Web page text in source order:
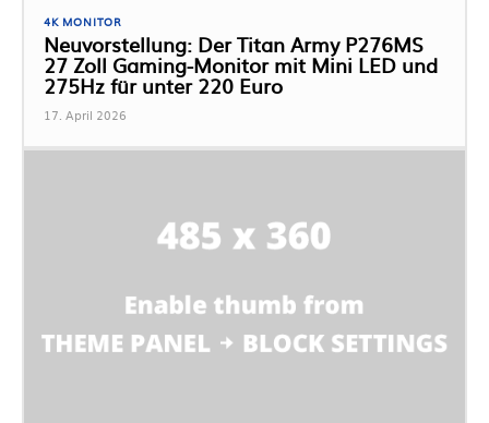
4K MONITOR
Neuvorstellung: Der Titan Army P276MS
27 Zoll Gaming-Monitor mit Mini LED und
275Hz für unter 220 Euro
17. April 2026